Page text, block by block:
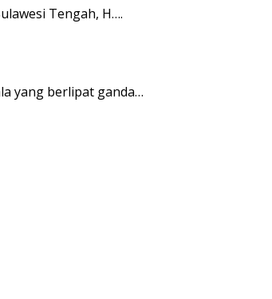
Tengah, H….
yang berlipat ganda…